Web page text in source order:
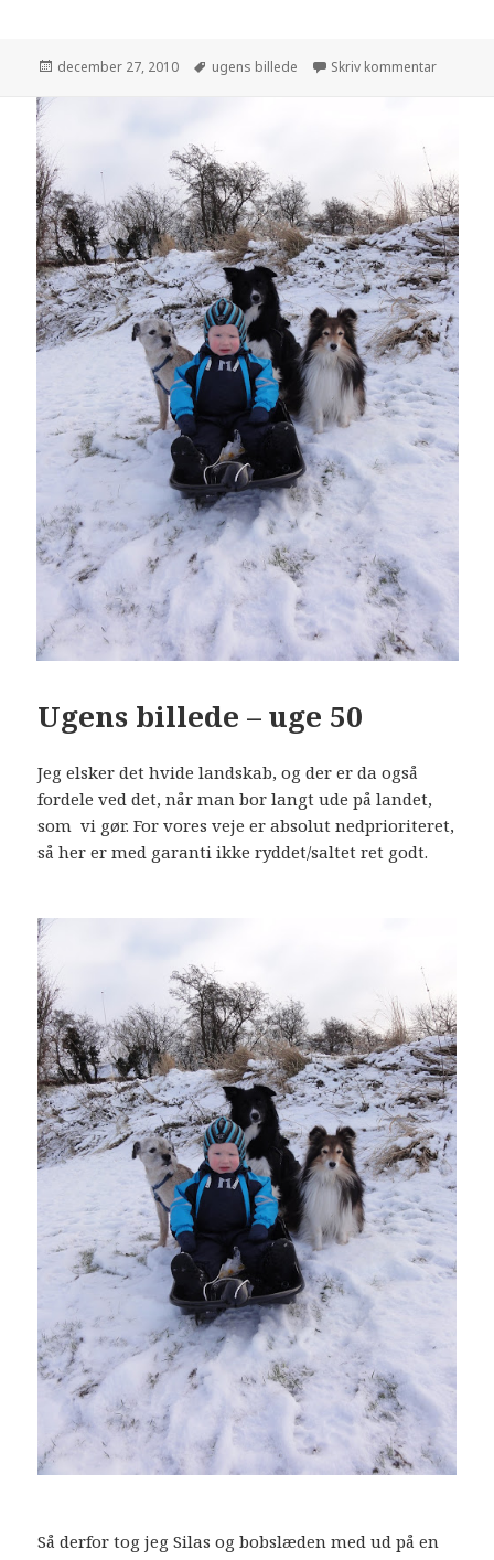
december 27, 2010 ugens billede Skriv kommentar
Ugens billede – uge 50
Jeg elsker det hvide landskab, og der er da også
fordele ved det, når man bor langt ude på landet,
som vi gør. For vores veje er absolut nedprioriteret,
så her er med garanti ikke ryddet/saltet ret godt.
Så derfor tog jeg Silas og bobslæden med ud på en